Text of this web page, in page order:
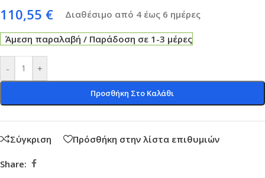
110,55 € Διαθέσιμο από 4 έως 6 ημέρες
Άμεση παραλαβή / Παράδοση σε 1-3 μέρες
- +
Προσθήκη Στο Καλάθι
Σύγκριση Πρόσθήκη στην λίστα επιθυμιών
Share: